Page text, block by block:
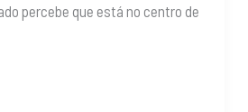
percebe que está no centro de